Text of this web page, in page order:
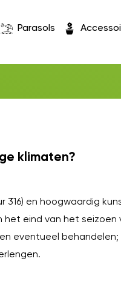
Parasols
klimaten?
en hoogwaardig
eind van het
eventueel